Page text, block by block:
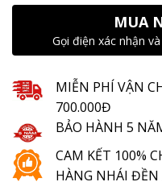
MUA
Gọi điện xác nhận
MIỄN PHÍ VẬN
700.000Đ
BẢO HÀNH 5
CAM KẾT 100%
HÀNG NHÁI ĐỀN